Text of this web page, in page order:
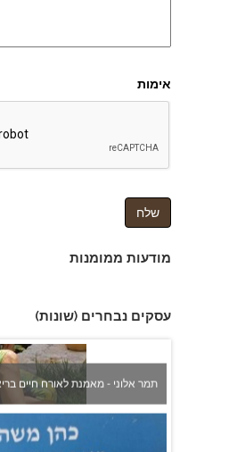
אימות
מודעות ממומנות
עסקים נבחרים (שונות)
תמר אלוני - מאמנת לאורח חיים בריא